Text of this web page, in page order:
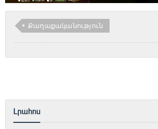
Քաղաքականություն
Լրահոս